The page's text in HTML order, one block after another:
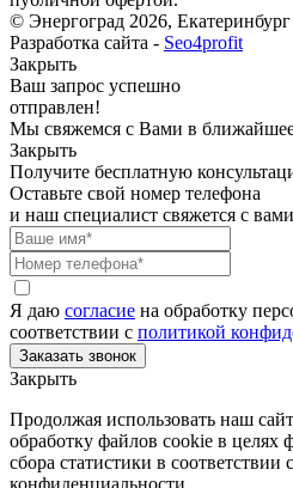
© Энергоград 2026, Екатеринбург
Разработка сайта - Seo4profit
Закрыть
Ваш запрос успешно
отправлен!
Мы свяжемся с Вами в
Закрыть
Получите бесплатную
Оставьте свой номер телефона
и наш специалист свяжется с вами
Я даю согласие на обработку
соответствии с политикой
Закрыть
Продолжая использовать наш
обработку файлов cookie в целях
сбора статистики в соответствии с
конфиденциальности